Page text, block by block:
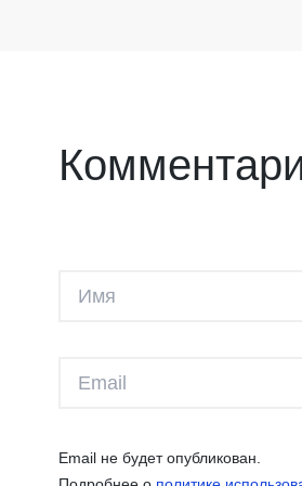
Email не будет опубликован.